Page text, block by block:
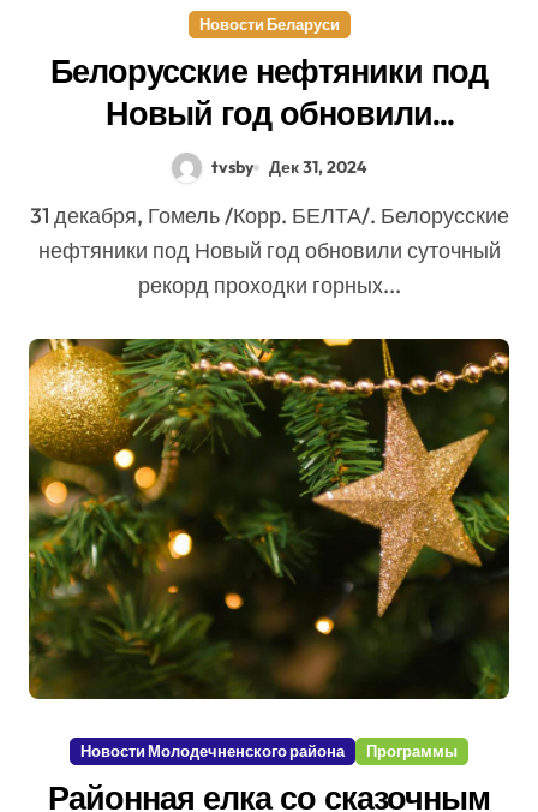
Новости Беларуси
Белорусские нефтяники под
Новый год обновили
суточный рекорд проходки
горных пород
tvsby Дек 31, 2024
31 декабря, Гомель /Корр. БЕЛТА/. Белорусские
нефтяники под Новый год обновили суточный
рекорд проходки горных...
Новости Молодечненского района Программы
Районная елка со сказочным